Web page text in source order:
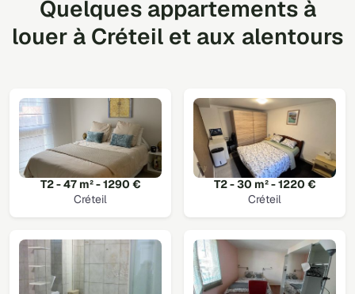
Quelques appartements à
louer à Créteil et aux alentours
T2 - 47 m² - 1290 €
Créteil
T2 - 30 m² - 1220 €
Créteil